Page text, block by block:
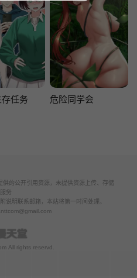
任务 危险同学会
的公开引用资源，未提供资源上传、存储
服务
说明联系邮箱，本站将第一时间处理。
All rights reservd.